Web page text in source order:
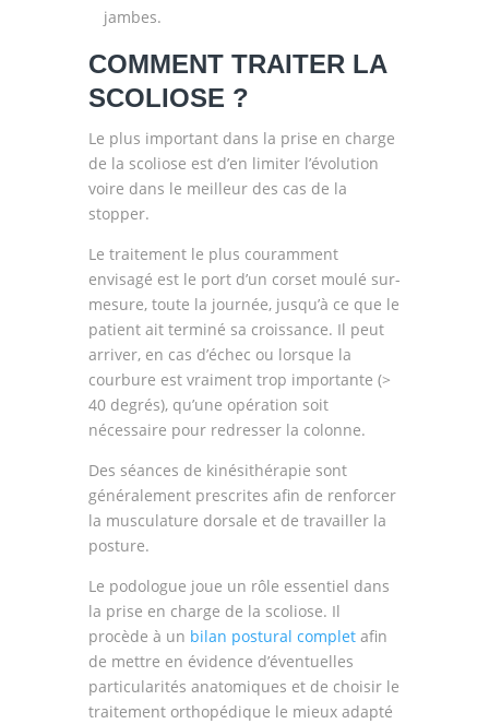
jambes.
COMMENT TRAITER LA
SCOLIOSE ?
Le plus important dans la prise en charge
de la scoliose est d’en limiter l’évolution
voire dans le meilleur des cas de la
stopper.
Le traitement le plus couramment
envisagé est le port d’un corset moulé sur-
mesure, toute la journée, jusqu’à ce que le
patient ait terminé sa croissance. Il peut
arriver, en cas d’échec ou lorsque la
courbure est vraiment trop importante (>
40 degrés), qu’une opération soit
nécessaire pour redresser la colonne.
Des séances de kinésithérapie sont
généralement prescrites afin de renforcer
la musculature dorsale et de travailler la
posture.
Le podologue joue un rôle essentiel dans
la prise en charge de la scoliose. Il
procède à un bilan postural completafin
de mettre en évidence d’éventuelles
particularités anatomiques et de choisir le
traitement orthopédique le mieux adapté